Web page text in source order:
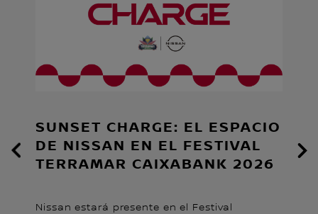
SUNSET CHARGE: EL ESPACIO
DE NISSAN EN EL FESTIVAL
TERRAMAR CAIXABANK 2026
Nissan estará presente en el Festival